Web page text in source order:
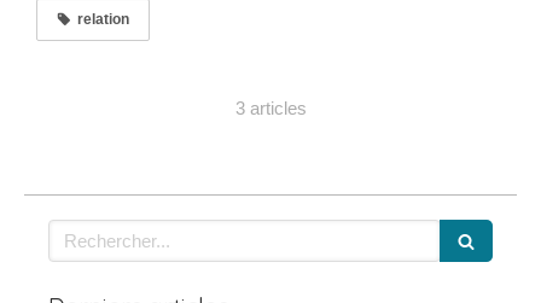
relation
3 articles
Rechercher